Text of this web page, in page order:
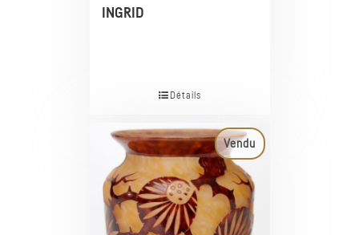
INGRID
Détails
Vendu